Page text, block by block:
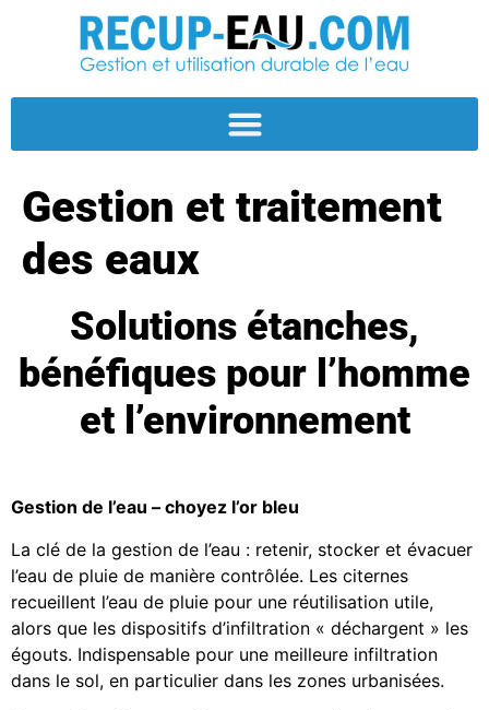
Gestion et traitement
des eaux
Solutions étanches,
bénéfiques pour l’homme
et l’environnement
Gestion de l’eau – choyez l’or bleu
La clé de la gestion de l’eau : retenir, stocker et évacuer
l’eau de pluie de manière contrôlée. Les citernes
recueillent l’eau de pluie pour une réutilisation utile,
alors que les dispositifs d’infiltration « déchargent » les
égouts. Indispensable pour une meilleure infiltration
dans le sol, en particulier dans les zones urbanisées.